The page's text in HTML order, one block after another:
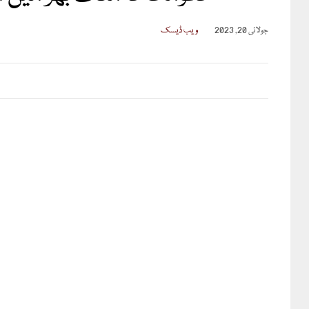
جولائی 20, 2023 ویب ڈیسک